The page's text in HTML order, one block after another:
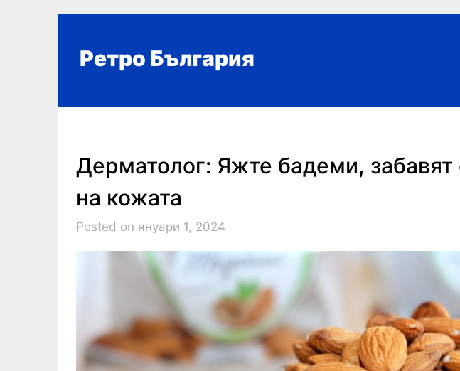
Ретро България
Дерматолог: Яжте бадеми, забавят
на кожата
Posted on януари 1, 2024